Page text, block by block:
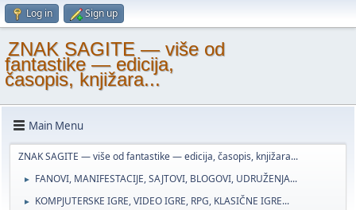
Log in Sign up
ZNAK SAGITE — više od
fantastike — edicija,
časopis, knjižara...
Main Menu
ZNAK SAGITE — više od fantastike — edicija, časopis, knjižara...
► FANOVI, MANIFESTACIJE, SAJTOVI, BLOGOVI, UDRUŽENJA...
►
KOMPJUTERSKE IGRE, VIDEO IGRE, RPG, KLASIČNE IGRE...